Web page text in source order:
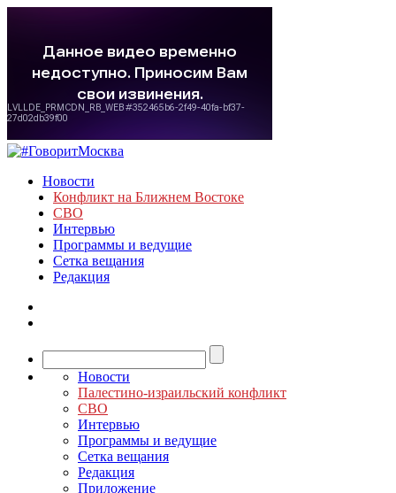
Новости
Конфликт на Ближнем Востоке
СВО
Интервью
Программы и ведущие
Сетка вещания
Редакция
Новости
Палестино-израильский конфликт
СВО
Интервью
Программы и ведущие
Сетка вещания
Редакция
Приложение